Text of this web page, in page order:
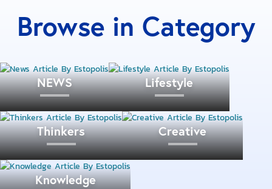
โยโกฮาม่า ประเทศญี่ปุ่น
Browse in Category
NEWS Lifestyle
Thinkers Creative
Knowledge